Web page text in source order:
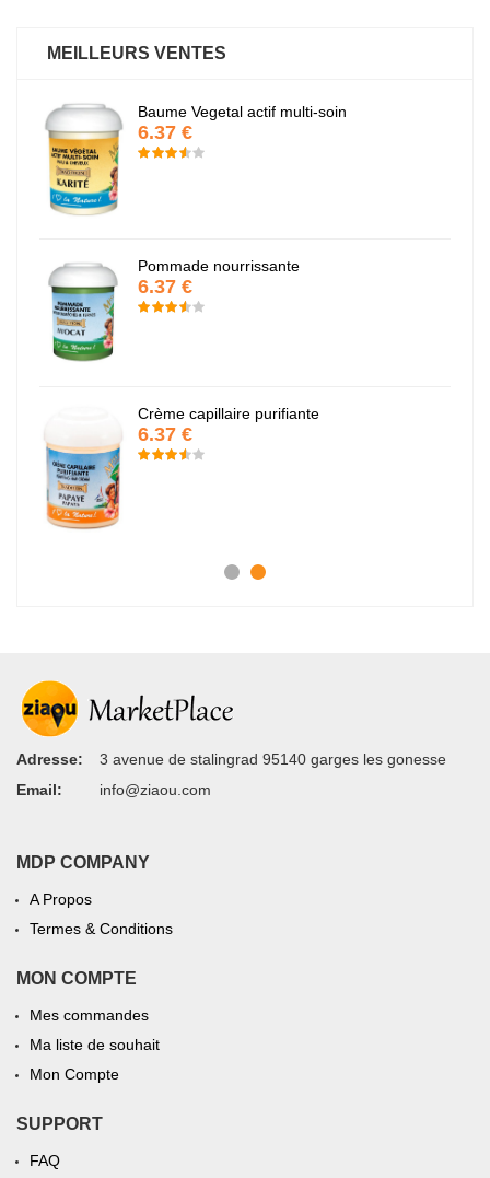
MEILLEURS VENTES
Baume Vegetal actif multi-soin
6.37 €
Pommade nourrissante
6.37 €
Crème capillaire purifiante
6.37 €
Adresse:
3 avenue de stalingrad 95140 garges les gonesse
Email:
info@ziaou.com
MDP COMPANY
A Propos
Termes & Conditions
MON COMPTE
Mes commandes
Ma liste de souhait
Mon Compte
SUPPORT
FAQ